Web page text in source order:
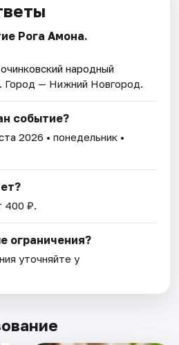
Рога Амона.
народный
. Город — Нижний Новгород.
событие?
2026 • понедельник •
400 ₽.
ограничения?
уточняйте у